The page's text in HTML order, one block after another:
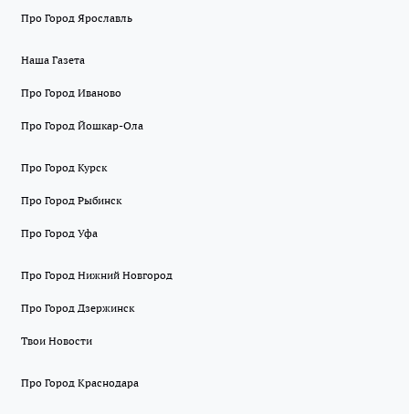
Про Город Ярославль
Наша Газета
Про Город Иваново
Про Город Йошкар-Ола
Про Город Курск
Про Город Рыбинск
Про Город Уфа
Про Город Нижний Новгород
Про Город Дзержинск
Твои Новости
Про Город Краснодара